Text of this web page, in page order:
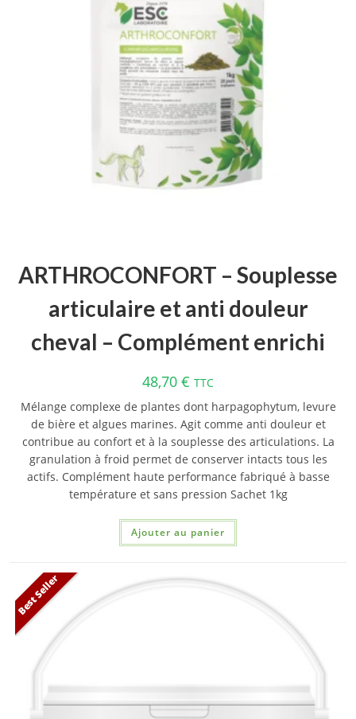
ARTHROCONFORT – Souplesse
articulaire et anti douleur
cheval – Complément enrichi
48,70 € TTC
Mélange complexe de plantes dont harpagophytum, levure
de bière et algues marines. Agit comme anti douleur et
contribue au confort et à la souplesse des articulations. La
granulation à froid permet de conserver intacts tous les
actifs. Complément haute performance fabriqué à basse
température et sans pression Sachet 1kg
Ajouter au panier
Best Seller